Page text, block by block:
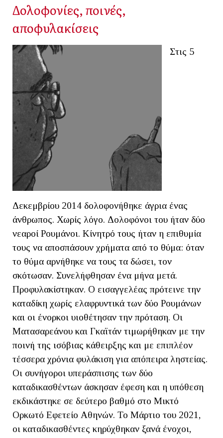
Δολοφονίες, ποινές,
αποφυλακίσεις
Στις 5
Δεκεμβρίου 2014 δολοφονήθηκε άγρια ένας
άνθρωπος. Χωρίς λόγο. Δολοφόνοι του ήταν δύο
νεαροί Ρουμάνοι. Κίνητρό τους ήταν η επιθυμία
τους να αποσπάσουν χρήματα από το θύμα: όταν
το θύμα αρνήθηκε να τους τα δώσει, τον
σκότωσαν. Συνελήφθησαν ένα μήνα μετά.
Προφυλακίστηκαν. Ο εισαγγελέας πρότεινε την
καταδίκη χωρίς ελαφρυντικά των δύο Ρουμάνων
και οι ένορκοι υιοθέτησαν την πρόταση. Οι
Ματασαρεάνου και Γκαϊτάν τιμωρήθηκαν με την
ποινή της ισόβιας κάθειρξης και με επιπλέον
τέσσερα χρόνια φυλάκιση για απόπειρα ληστείας.
Οι συνήγοροι υπεράσπισης των δύο
καταδικασθέντων άσκησαν έφεση και η υπόθεση
εκδικάστηκε σε δεύτερο βαθμό στο Μικτό
Ορκωτό Εφετείο Αθηνών. Το Μάρτιο του 2021,
οι καταδικασθέντες κηρύχθηκαν ξανά ένοχοι,